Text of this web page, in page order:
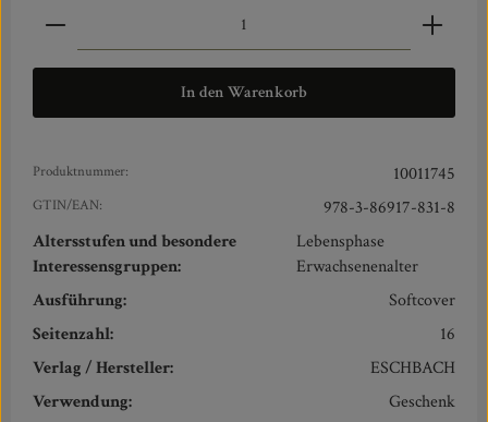
Produkt Anzahl: Gib den gewünschten Wert ein oder
In den Warenkorb
Produktnummer: 10011745
GTIN/EAN:
978-3-86917-831-8
Altersstufen und besondere
Interessensgruppen:
Lebensphase
Erwachsenenalter
Ausführung:
Softcover
Seitenzahl:
16
Verlag / Hersteller:
ESCHBACH
Verwendung:
Geschenk